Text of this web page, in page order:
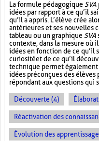
La formule pédagogique SVA
idées par rapport à ce qu’il
qu’il a appris. L’élève crée
antérieures et ses nouvelles
tableau ou un graphique SVA
contexte, dans la mesure où
idées en fonction de ce qu’il
curiosité et de ce qu’il
technique permet également
idées préconçues des
répondant aux questions qui
Découverte (4)
Réactivation des
Évolution des